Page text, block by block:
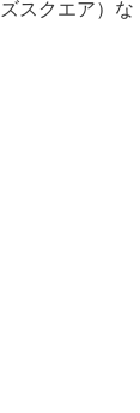
スクエア）な